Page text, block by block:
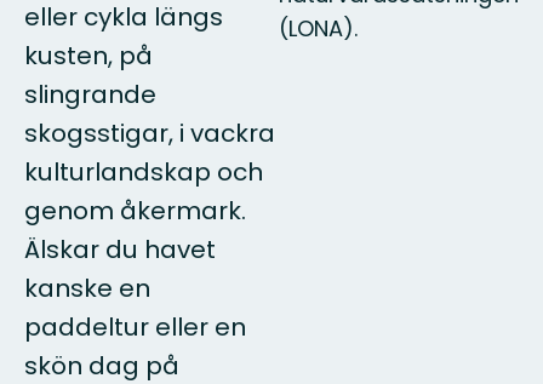
eller cykla längs
kusten, på
slingrande
skogsstigar, i vackra
kulturlandskap och
genom åkermark.
Älskar du havet
kanske en
paddeltur eller en
skön dag på
(LONA).